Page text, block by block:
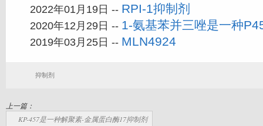
2022年01月19日 -- RPI-1抑制剂
2020年12月29日 -- 1-氨基苯并三唑是一种
2019年03月25日 -- MLN4924
抑制剂
上一篇：
KP-457是一种解聚素-金属蛋白酶17抑制剂